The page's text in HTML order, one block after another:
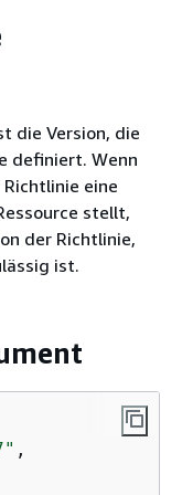
die Version, die
definiert. Wenn
eine
stellt,
der Richtlinie,
ist.
,